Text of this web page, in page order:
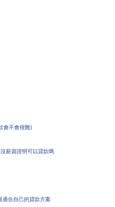
會不會很難)
薪資證明可以貸款嗎
適合自己的貸款方案